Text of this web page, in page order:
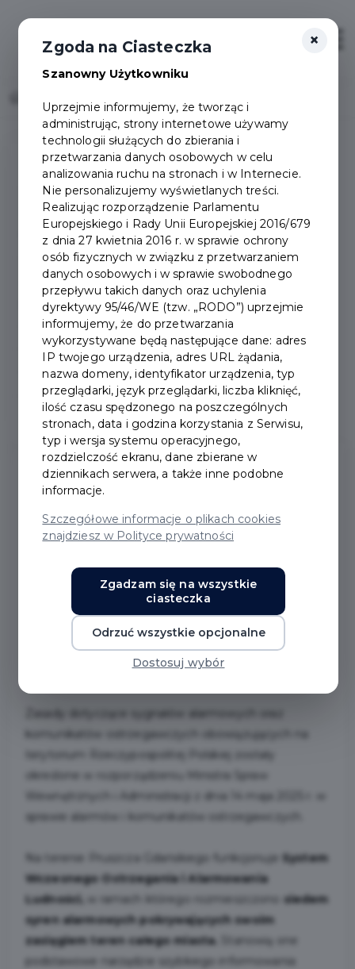
Poradnik bezpieczeństwa
Informacje dla
mieszkańcow
Jak postępować w
przypadku znalezienia
drona lub jego części?
Syreny alarmowe
Kwalifikacja wojskowa
SYRENY ALARMOWE NA
TERENIE MIASTA
PRUSZCZA
GDAŃSKIEGO
Syreny alarmowe na terenie miasta Pruszcza
komunikatów ostrzegawczych obowiązujących na
terytorium Rzeczypospolitej Polskiej zostały
określone w rozporządzeniu Ministra Spraw
Wewnętrznych i Administracji z dnia 14 maja 2025 r. w
sprawie alarmów i komunikatów ostrzegawczych.
Na terenie Pruszcza Gdańskiego funkcjonuje
System
Wczesnego Ostrzegania i Alarmowania
Ludności,
w ramach którego rozmieszczono siedem
syren alarmowych pokrywających swoim
zasięgiem teren całego miasta.
Stanowią one
podstawowe narzędzie szybkiego informowania
×
Zgoda na Ciasteczka
Szanowny Użytkowniku
Uprzejmie informujemy, że tworząc i
administrując, strony internetowe używamy
technologii służących do zbierania i
przetwarzania danych osobowych w celu
analizowania ruchu na stronach i w Internecie.
Nie personalizujemy wyświetlanych treści.
Realizując rozporządzenie Parlamentu
Europejskiego i Rady Unii Europejskiej 2016/679
z dnia 27 kwietnia 2016 r. w sprawie ochrony
osób fizycznych w związku z przetwarzaniem
danych osobowych i w sprawie swobodnego
przepływu takich danych oraz uchylenia
dyrektywy 95/46/WE (tzw. „RODO”) uprzejmie
informujemy, że do przetwarzania
wykorzystywane będą następujące dane: adres
IP twojego urządzenia, adres URL żądania,
nazwa domeny, identyfikator urządzenia, typ
przeglądarki, język przeglądarki, liczba kliknięć,
ilość czasu spędzonego na poszczególnych
stronach, data i godzina korzystania z Serwisu,
typ i wersja systemu operacyjnego,
rozdzielczość ekranu, dane zbierane w
dziennikach serwera, a także inne podobne
informacje.
Szczegółowe informacje o plikach cookies
znajdziesz w Polityce prywatności
Zgadzam się na wszystkie
ciasteczka
Odrzuć wszystkie opcjonalne
Dostosuj wybór